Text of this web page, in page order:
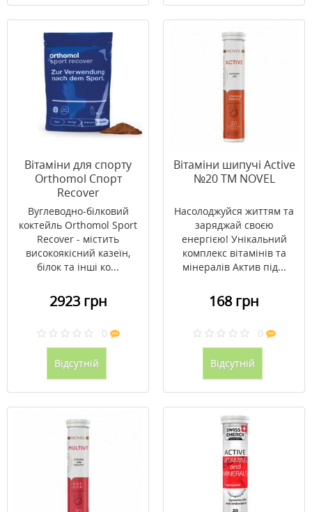
Вітаміни для спорту
Orthomol Спорт
Recover
Вуглеводно-білковий
коктейль Orthomol Sport
Recover - містить
високоякісний казеїн,
білок та інші ко...
2923 грн
0
Відсутній
Вітаміни шипучі Active
№20 ТМ NOVEL
Насолоджуйся життям та
заряджай своєю
енергією! Унікальний
комплекс вітамінів та
мінералів Актив під...
168 грн
0
Відсутній